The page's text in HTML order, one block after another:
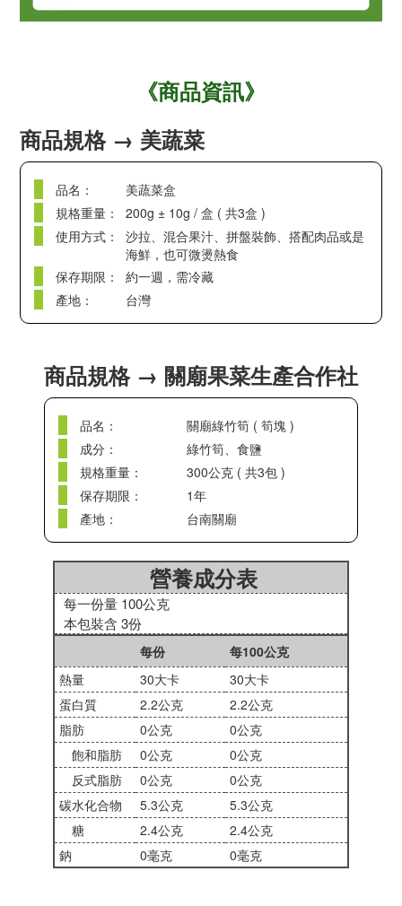
《商品資訊》
商品規格 → 美蔬菜
品名：
美蔬菜盒
規格重量：
200g ± 10g / 盒 ( 共3盒 )
使用方式：
沙拉、混合果汁、拼盤裝飾、搭配肉品或是
海鮮，也可微燙熱食
保存期限：
約一週，需冷藏
產地：
台灣
商品規格 → 關廟果菜生產合作社
品名：
關廟綠竹筍 ( 筍塊 )
成分：
綠竹筍、食鹽
規格重量：
300公克 ( 共3包 )
保存期限：
1年
產地：
台南關廟
營養成分表
每一份量 100公克
本包裝含 3份
每份
每100公克
熱量
30大卡
30大卡
蛋白質
2.2公克
2.2公克
脂肪
0公克
0公克
飽和脂肪
0公克
0公克
反式脂肪
0公克
0公克
碳水化合物
5.3公克
5.3公克
糖
2.4公克
2.4公克
鈉
0毫克 0毫克